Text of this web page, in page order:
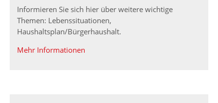
Informieren Sie sich hier über weitere wichtige
Themen: Lebenssituationen,
Haushaltsplan/Bürgerhaushalt.
Mehr Informationen